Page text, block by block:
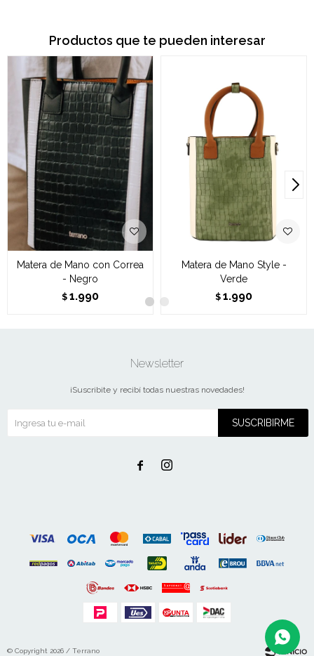
Productos que te pueden interesar
Matera de Mano con Correa
- Negro
$ 1.990
Matera de Mano Style -
Verde
$ 1.990
Newsletter
¡Suscribite y recibí todas nuestras novedades!
SUSCRIBIRME
 
© Copyright 2026 / Terrano